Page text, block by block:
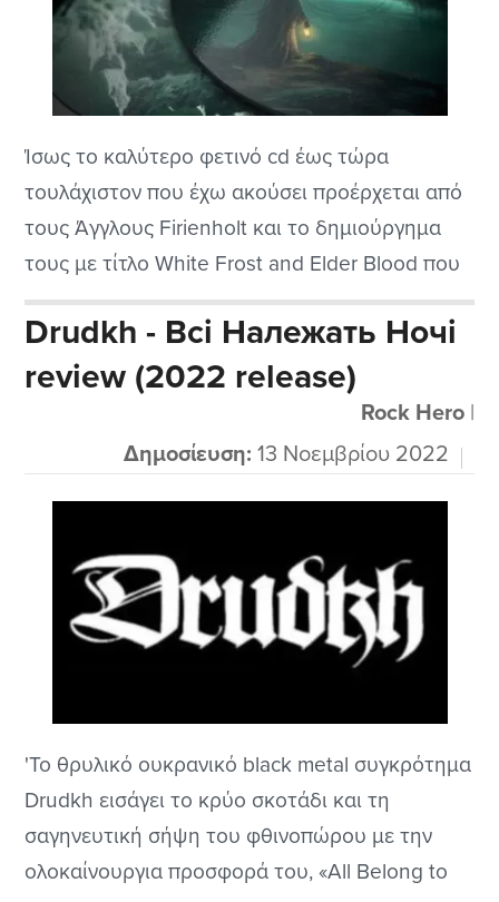
Ίσως το καλύτερο φετινό cd έως τώρα
τουλάχιστον που έχω ακούσει προέρχεται από
τους Άγγλους Firienholt και το δημιούργημα
τους με τίτλο White Frost and Elder Blood που
κυκλοφόρησε μόλις προχτές αλλά είναι τόσο
καλό που δεν θα το αφήσω να περάσει
απαρατήρητο. Είναι και σε ένα είδος που δεν
Drudkh - Всі Належать Ночі
review (2022 release)
Rock Hero|
Δημοσίευση: 13 Νοεμβρίου 2022
'Το θρυλικό ουκρανικό black metal συγκρότημα
Drudkh εισάγει το κρύο σκοτάδι και τη
σαγηνευτική σήψη του φθινοπώρου με την
ολοκαίνουργια προσφορά του, «All Belong to